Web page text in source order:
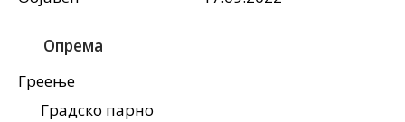
Опрема
Греење
Градско парно